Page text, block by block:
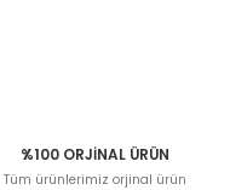
%100 ORJİNAL ÜRÜN
Tüm ürünlerimiz orjinal ürün